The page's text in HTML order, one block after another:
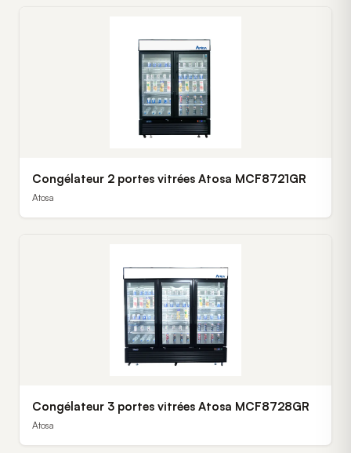
Congélateur 2 portes vitrées Atosa MCF8721GR
Atosa
Congélateur 3 portes vitrées Atosa MCF8728GR
Atosa